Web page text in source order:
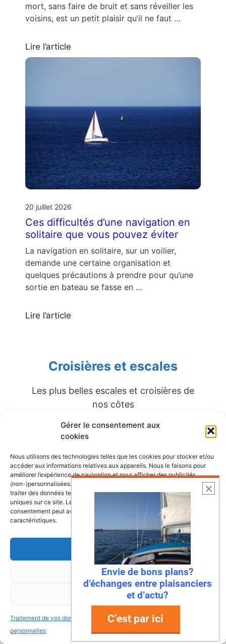
Gérer le consentement aux
cookies
Nous utilisons des technologies telles que les cookies pour stocker et/ou
accéder aux informations relatives aux appareils. Nous le faisons pour
améliorer l’expérience de navigation et pour afficher des publicités
(non-)personnalisées. Consentir à ces technologies nous autorisera à
traiter des données telles que le comportement de navigation ou les ID
uniques sur ce site. Le fait de ne pas consentir ou de retirer son
consentement peut avoir un effet négatif sur certaines fonctonnalités et
caractéristiques.
Accepter
Refuser
Voir les préférences
Traitement de vos données
personnelles
Traitement de vos données
personnelles
mort, sans faire de bruit et sans réveiller les
voisins, est un petit plaisir qu’il ne faut …
Lire l’article
20 juillet 2026
Ces difficultés d’une navigation en
solitaire que vous pouvez éviter
La navigation en solitaire, sur un voilier,
demande une certaine organisation et
quelques précautions à prendre pour qu’une
sortie en bateau se fasse en …
Lire l’article
Croisières et escales
Les plus belles escales et croisières de
nos côtes
Envie de fraicheur ? Larguez les
amarres direction la Normandie
Imaginez : des falaises vertigineuses qui
plongent dans une mer turquoise, des ports
Envie de bons plans?
d’échanges entre plaisanciers
et d’actu?
C’est par ici